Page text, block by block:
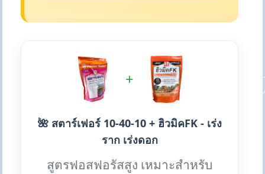
+
🌺 สตาร์เฟอร์ 10-40-10 + ฮิวมิคFK - เร่ง
ราก เร่งดอก
สูตรฟอสฟอรัสสูง เหมาะสำหรับ